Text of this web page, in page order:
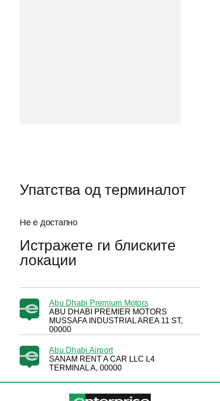
Упатства од терминалот
Не е достапно
Истражете ги блиските
локации
Abu Dhabi Premium Motors
ABU DHABI PREMIER MOTORS
MUSSAFA INDUSTRIAL AREA 11 ST,
00000
Abu Dhabi Airport
SANAM RENT A CAR LLC L4
TERMINAL A, 00000